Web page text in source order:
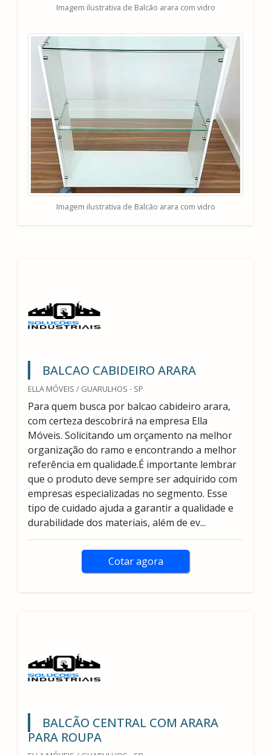
Imagem ilustrativa de Balcão arara com vidro
Imagem ilustrativa de Balcão arara com vidro
BALCAO CABIDEIRO ARARA
ELLA MÓVEIS / GUARULHOS - SP
Para quem busca por balcao cabideiro arara,
com certeza descobrirá na empresa Ella
Móveis. Solicitando um orçamento na melhor
organização do ramo e encontrando a melhor
referência em qualidade.É importante lembrar
que o produto deve sempre ser adquirido com
empresas especializadas no segmento. Esse
tipo de cuidado ajuda a garantir a qualidade e
durabilidade dos materiais, além de ev...
Cotar agora
BALCÃO CENTRAL COM ARARA
PARA ROUPA